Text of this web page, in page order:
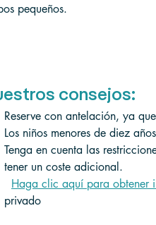
pequeños.
consejos:
Reserve con antelación, ya
Los niños menores de diez
Tenga en cuenta las
tener un coste adicional.
Haga clic aquí para obtener
privado